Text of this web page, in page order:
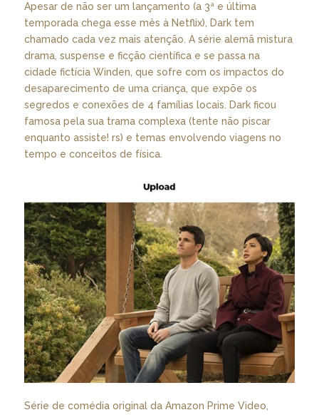
Apesar de não ser um lançamento (a 3ª e última
temporada chega esse mês à Netflix), Dark tem
chamado cada vez mais atenção. A série alemã mistura
drama, suspense e ficção científica e se passa na
cidade fictícia Winden, que sofre com os impactos do
desaparecimento de uma criança, que expõe os
segredos e conexões de 4 famílias locais. Dark ficou
famosa pela sua trama complexa (tente não piscar
enquanto assiste! rs) e temas envolvendo viagens no
tempo e conceitos de física.
Série de comédia original da Amazon Prime Video,